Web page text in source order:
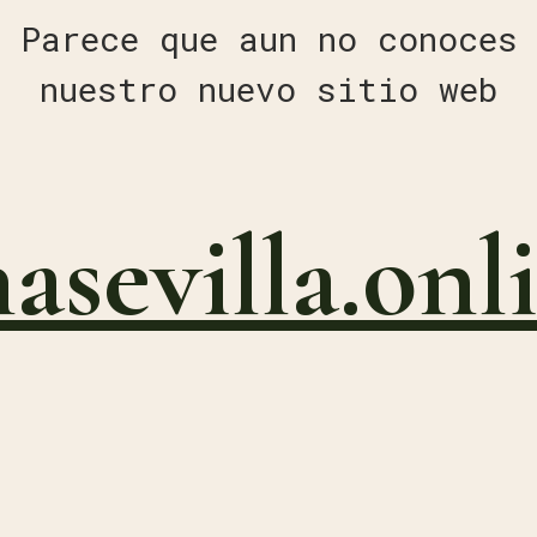
Parece que aun no conoces
nuestro nuevo sitio web